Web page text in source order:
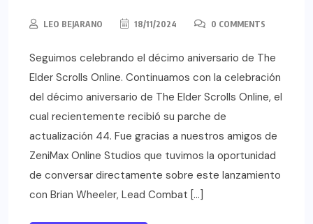
LEO BEJARANO 18/11/2024 0 COMMENTS
Seguimos celebrando el décimo aniversario de The
Elder Scrolls Online. Continuamos con la celebración
del décimo aniversario de The Elder Scrolls Online, el
cual recientemente recibió su parche de
actualización 44. Fue gracias a nuestros amigos de
ZeniMax Online Studios que tuvimos la oportunidad
de conversar directamente sobre este lanzamiento
con Brian Wheeler, Lead Combat […]